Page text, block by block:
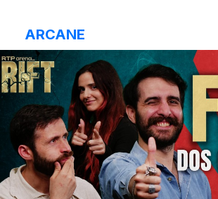
ARCANE